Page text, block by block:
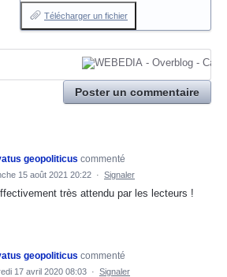
Télécharger un fichier
Poster un commentaire
geopoliticus commenté
15 août 2021 20:22 · Signaler
très attendu par les lecteurs !
geopoliticus commenté
17 avril 2020 08:03 · Signaler